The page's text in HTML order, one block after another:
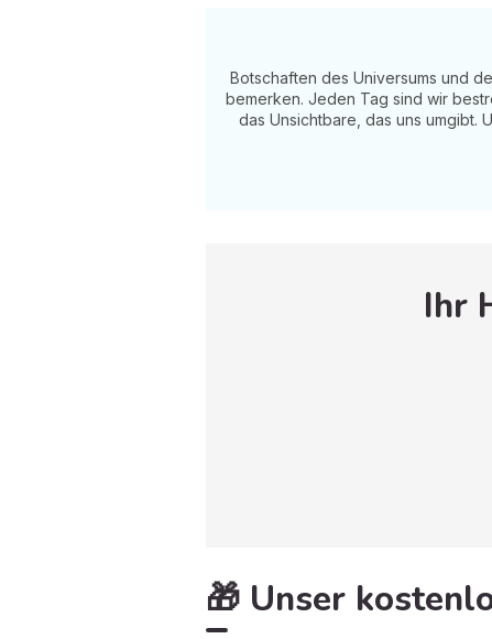
Botschaften des Universums und
bemerken. Jeden Tag sind wir
das Unsichtbare, das uns umgibt.
Ihr
🎁 Unser